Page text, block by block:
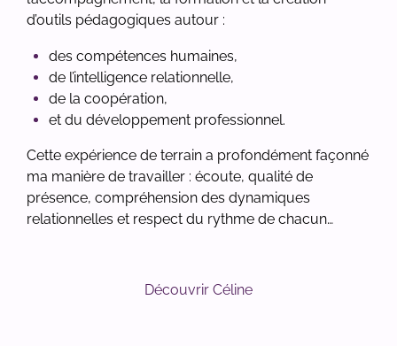
d’outils pédagogiques autour :
des compétences humaines,
de l’intelligence relationnelle,
de la coopération,
et du développement professionnel.
Cette expérience de terrain a profondément façonné
ma manière de travailler : écoute, qualité de
présence, compréhension des dynamiques
relationnelles et respect du rythme de chacun…
Découvrir Céline